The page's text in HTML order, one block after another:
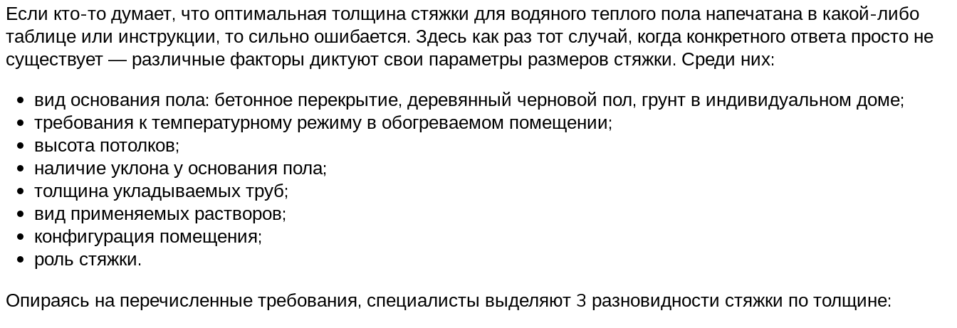
Если кто-то думает, что оптимальная толщина стяжки для водяного теплого пола напечатана в какой-либо
таблице или инструкции, то сильно ошибается. Здесь как раз тот случай, когда конкретного ответа просто не
существует — различные факторы диктуют свои параметры размеров стяжки. Среди них:
вид основания пола: бетонное перекрытие, деревянный черновой пол, грунт в индивидуальном доме;
требования к температурному режиму в обогреваемом помещении;
высота потолков;
наличие уклона у основания пола;
толщина укладываемых труб;
вид применяемых растворов;
конфигурация помещения;
роль стяжки.
Опираясь на перечисленные требования, специалисты выделяют 3 разновидности стяжки по толщине: